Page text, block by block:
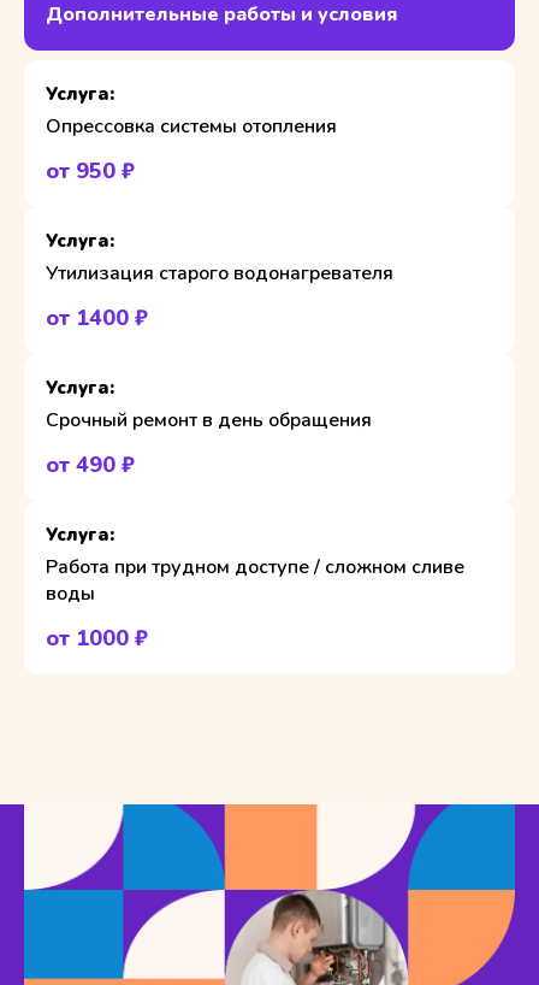
Дополнительные работы и условия
Опрессовка системы отопления
от 950 ₽
Утилизация старого водонагревателя
от 1400 ₽
Срочный ремонт в день обращения
от 490 ₽
Работа при трудном доступе / сложном сливе
воды
от 1000 ₽